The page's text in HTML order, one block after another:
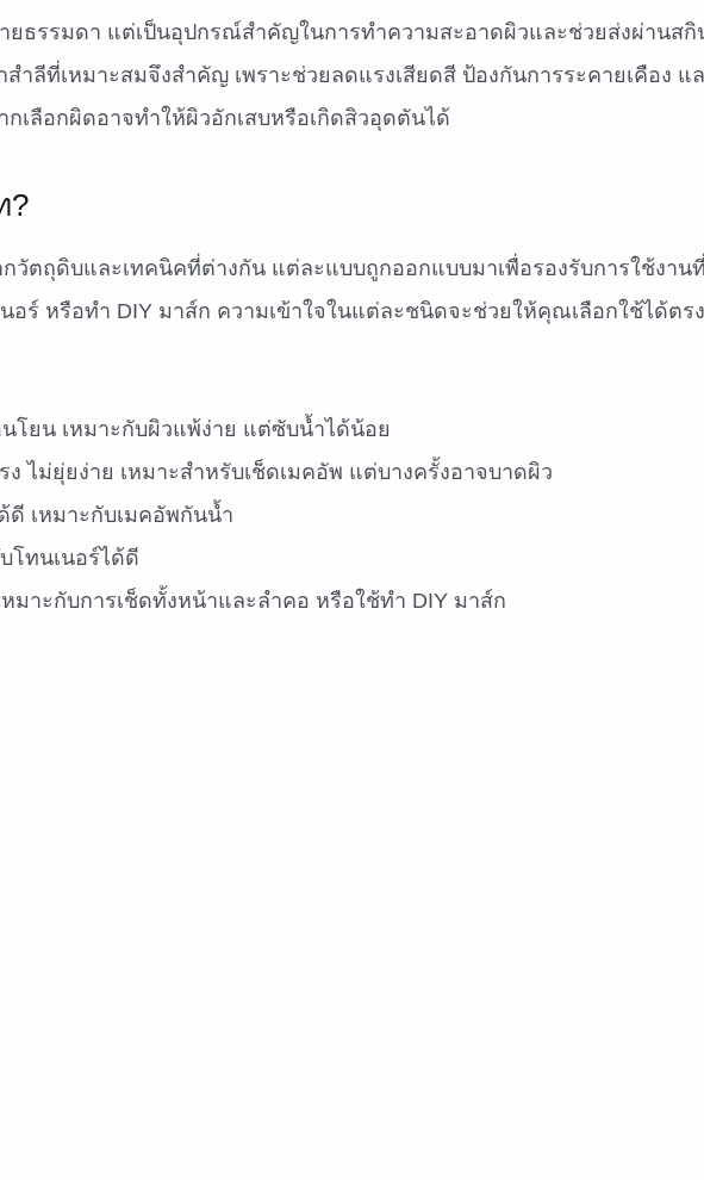
ยธรรมดา แต่เป็นอุปกรณ์สำคัญในการทำความสะอาดผิวและช่วยส่งผ่านสกิ
ำลีที่เหมาะสมจึงสำคัญ เพราะช่วยลดแรงเสียดสี ป้องกันการระคายเคือง แ
เลือกผิดอาจทำให้ผิวอักเสบหรือเกิดสิวอุดตันได้
?
วัตถุดิบและเทคนิคที่ต่างกัน แต่ละแบบถูกออกแบบมาเพื่อรองรับการใช้งาน
อร์ หรือทำ DIY มาส์ก ความเข้าใจในแต่ละชนิดจะช่วยให้คุณเลือกใช้ได้ตร
โยน เหมาะกับผิวแพ้ง่าย แต่ซับน้ำได้น้อย
ง ไม่ยุ่ยง่าย เหมาะสำหรับเช็ดเมคอัพ แต่บางครั้งอาจบาดผิว
ดี เหมาะกับเมคอัพกันน้ำ
โทนเนอร์ได้ดี
มาะกับการเช็ดทั้งหน้าและลำคอ หรือใช้ทำ DIY มาส์ก